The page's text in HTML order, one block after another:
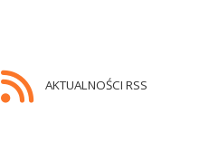
AKTUALNOŚCI RSS